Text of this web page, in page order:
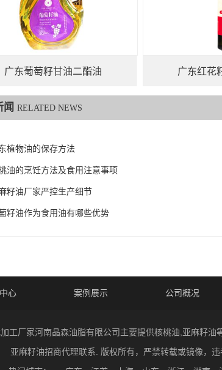
广东葡萄籽甘油二酯油 广东红花
闻 RELATED NEWS
植物油的保存方法
油的烹饪方法及食用注意事项
籽油厂家严控生产细节
籽油作为食用油有哪些优势
心 案例展示 公司概况
工厂家河南晶森油脂有限公司主要提供核桃油,亚麻籽
亚麻籽油招商代理联系. 版权所有，严禁转载或镜像，违